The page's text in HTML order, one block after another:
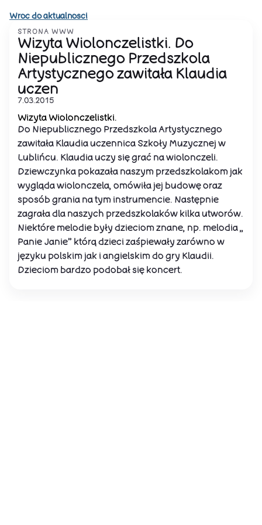
Wroc do aktualnosci
STRONA WWW
Wizyta Wiolonczelistki. Do
Niepublicznego Przedszkola
Artystycznego zawitała Klaudia
uczen
7.03.2015
Wizyta Wiolonczelistki.
Do Niepublicznego Przedszkola Artystycznego
zawitała Klaudia uczennica Szkoły Muzycznej w
Lublińcu. Klaudia uczy się grać na wiolonczeli.
Dziewczynka pokazała naszym przedszkolakom jak
wygląda wiolonczela, omówiła jej budowę oraz
sposób grania na tym instrumencie. Następnie
zagrała dla naszych przedszkolaków kilka utworów.
Niektóre melodie były dzieciom znane, np. melodia „
Panie Janie” którą dzieci zaśpiewały zarówno w
języku polskim jak i angielskim do gry Klaudii.
Dzieciom bardzo podobał się koncert.